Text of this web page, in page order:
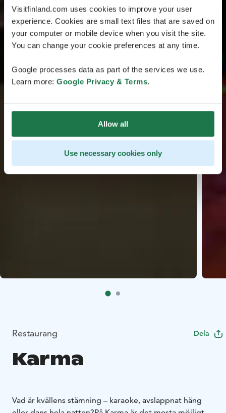
Visitfinland.com uses cookies to improve your user
experience. Cookies are small text files that are saved on
your computer or mobile device when you visit the site.
You can change your cookie preferences at any time.
Google processes data as part of the services we use.
Learn more: Google Privacy & Terms.
Allow all
Use necessary cookies only
Restaurang Dela
Karma
Vad är kvällens stämning – karaoke, avslappnat häng